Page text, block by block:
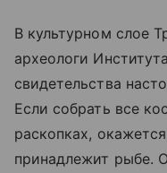
В культурном слое
археологи
свидетельства
Если собрать все
раскопках,
принадлежит рыбе.